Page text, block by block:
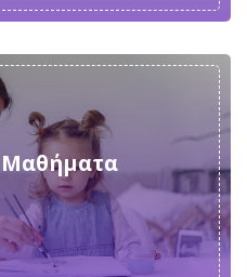
Μαθήματα